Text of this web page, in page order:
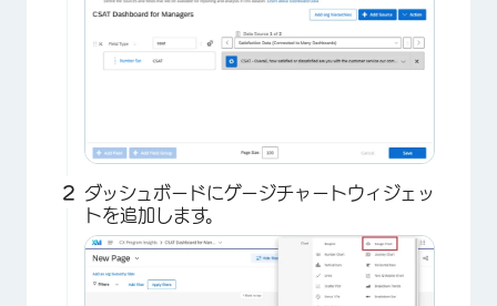
ダッシュボードにゲージチャートウィジェッ
トを追加します。